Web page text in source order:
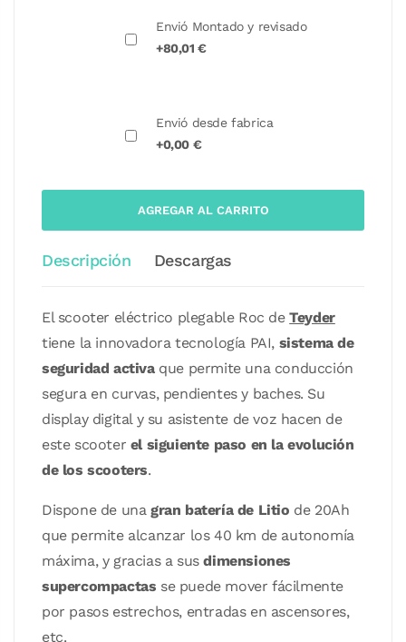
Envió Montado y revisado
+80,01 €
Envió desde fabrica
+0,00 €
AGREGAR AL CARRITO
Descripción Descargas
El scooter eléctrico plegable Roc deTeyder
tiene la innovadora tecnología PAI, sistema de
seguridad activaque permite una conducción
segura en curvas, pendientes y baches. Su
display digital y su asistente de voz hacen de
este scooter el siguiente paso en la evolución
de los scooters.
Dispone de una gran batería de Litio de 20Ah
que permite alcanzar los 40 km de autonomía
máxima, y gracias a susdimensiones
supercompactas se puede mover fácilmente
por pasos estrechos, entradas en ascensores,
etc.